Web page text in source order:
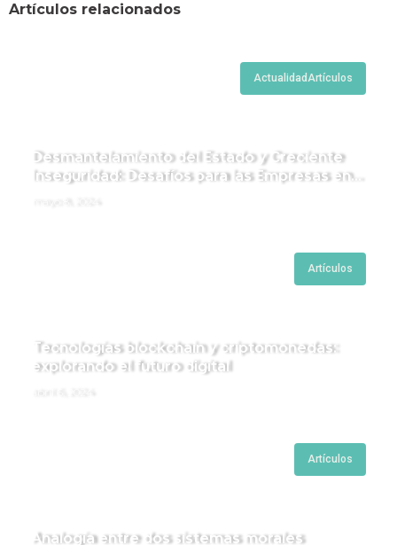
Artículos relacionados
ActualidadArtículos
Desmantelamiento del Estado y Creciente
Inseguridad: Desafíos para las Empresas en
Artículos
Tecnologías blockchain y criptomonedas:
explorando el futuro digital
Artículos
Analogía entre dos sistemas morales